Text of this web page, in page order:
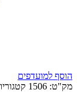
הוסף למועדפים
מק"ט: 1506